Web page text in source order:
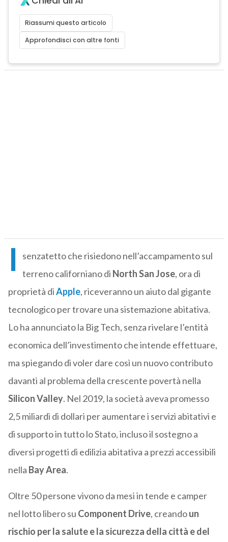
Riassumi questo articolo
Approfondisci con altre fonti
I
senzatetto che risiedono nell’accampamento sul
terreno californiano di North San Jose, ora di
proprietà diApple, riceveranno un aiuto dal gigante
tecnologico per trovare una sistemazione abitativa.
Lo ha annunciato la Big Tech, senza rivelare l’entità
economica dell’investimento che intende effettuare,
ma spiegando di voler dare così un nuovo contributo
davanti al problema della crescente povertà nella
Silicon Valley. Nel 2019, la società aveva promesso
2,5 miliardi di dollari per aumentare i servizi abitativi e
di supporto in tutto lo Stato, incluso il sostegno a
diversi progetti di edilizia abitativa a prezzi accessibili
nella Bay Area.
Oltre 50 persone vivono da mesi in tende e camper
nel lotto libero su Component Drive, creandoun
rischio per la salute e la sicurezza della città e del